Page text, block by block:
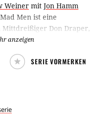
Weiner mit Jon Hamm
Mad Men ist eine
Mittdreißiger Don Draper,
bei der New Yorker
Cooper ist. Die Serie
und vermittelt auf
die Umgangsformen
von zahlreichen
anzeigen
SERIE VORMERKEN